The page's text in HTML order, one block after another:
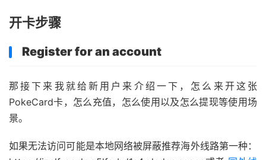
开卡步骤
Register for an account
那接下来我就给新用户来介绍一下，怎么来开这张
PokeCard卡，怎么充值，怎么使用以及怎么提现等使用场
景。
如果无法访问可能是本地网络被屏蔽推荐海外线路第一种：